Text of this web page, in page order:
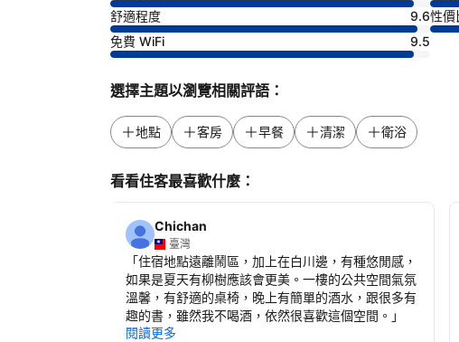
舒適程度
9.6性價
免費 WiFi
9.5
選擇主題以瀏覽相關評語：
地點 客房 早餐 清潔 衛浴
看看住客最喜歡什麼：
Chichan
臺灣
「住宿地點遠離鬧區，加上在白川邊，有種悠閒感，
如果是夏天有柳樹應該會更美。一樓的公共空間氣氛
溫馨，有舒適的桌椅，晚上有簡單的酒水，跟很多有
趣的書，雖然我不喝酒，依然很喜歡這個空間。 」
閱讀更多